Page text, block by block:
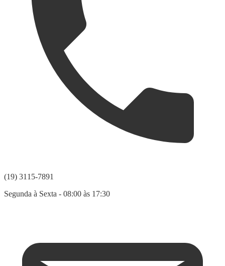
(19) 3115-7891
Segunda à Sexta - 08:00 às 17:30